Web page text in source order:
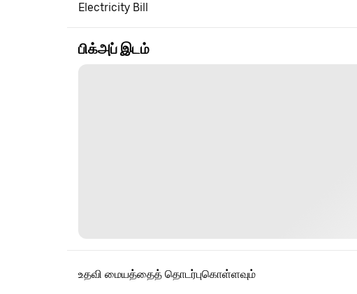
Electricity Bill
பிக்அப் இடம்
உதவி மையத்தைத் தொடர்புகொள்ளவும்